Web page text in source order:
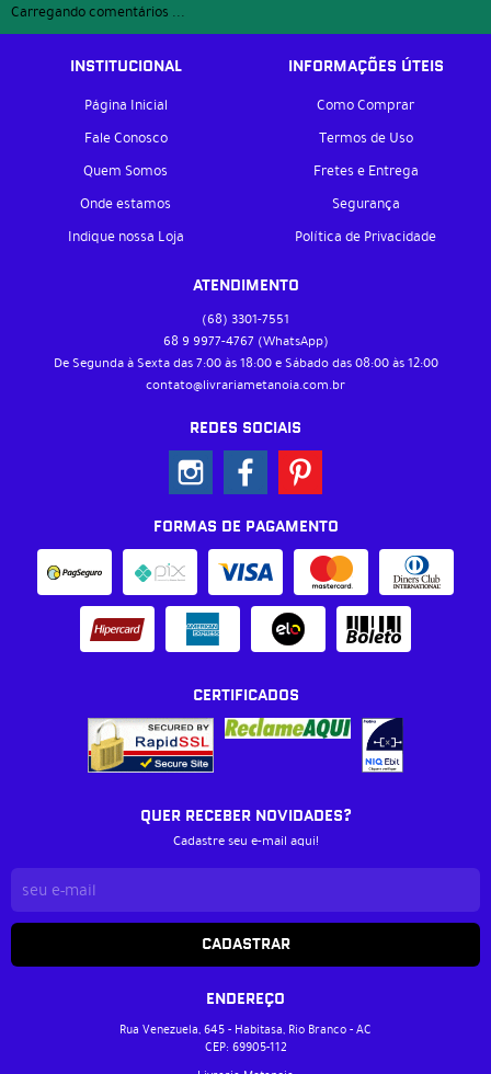
Carregando comentários ...
INSTITUCIONAL
Página Inicial
Fale Conosco
Quem Somos
Onde estamos
Indique nossa Loja
INFORMAÇÕES ÚTEIS
Como Comprar
Termos de Uso
Fretes e Entrega
Segurança
Política de Privacidade
ATENDIMENTO
(68) 3301-7551
68 9 9977-4767 (WhatsApp)
De Segunda à Sexta das 7:00 às 18:00 e Sábado das 08:00 às 12:00
contato@livrariametanoia.com.br
REDES SOCIAIS
FORMAS DE PAGAMENTO
CERTIFICADOS
QUER RECEBER NOVIDADES?
Cadastre seu e-mail aqui!
CADASTRAR
ENDEREÇO
Rua Venezuela, 645- Habitasa, Rio Branco-AC
CEP: 69905-112